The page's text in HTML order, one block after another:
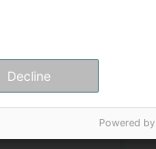
Decline
Powered by